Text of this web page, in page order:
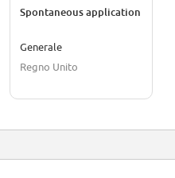
Spontaneous application
Generale
Regno Unito